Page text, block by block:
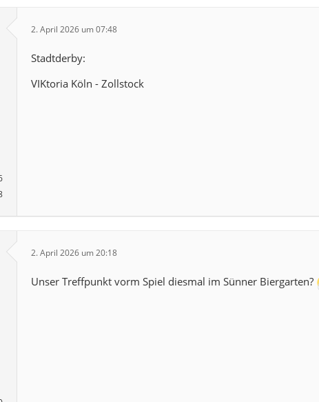
2. April 2026 um 07:48
Stadtderby:
VIKtoria Köln - Zollstock
2. April 2026 um 20:18
Unser Treffpunkt vorm Spiel diesmal im Sünner Biergarten?